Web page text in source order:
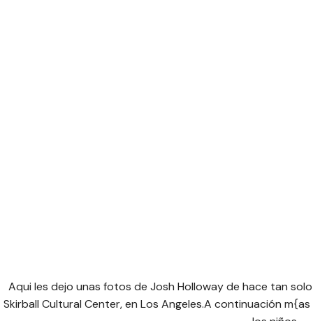
Aqui les dejo unas fotos de Josh Holloway de hace tan
Skirball Cultural Center, en Los Angeles.A continuación